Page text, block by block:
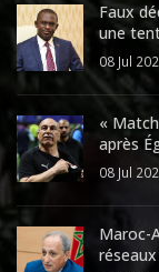
Faux
une
08 Jul
«
après
08 Jul
Maroc-